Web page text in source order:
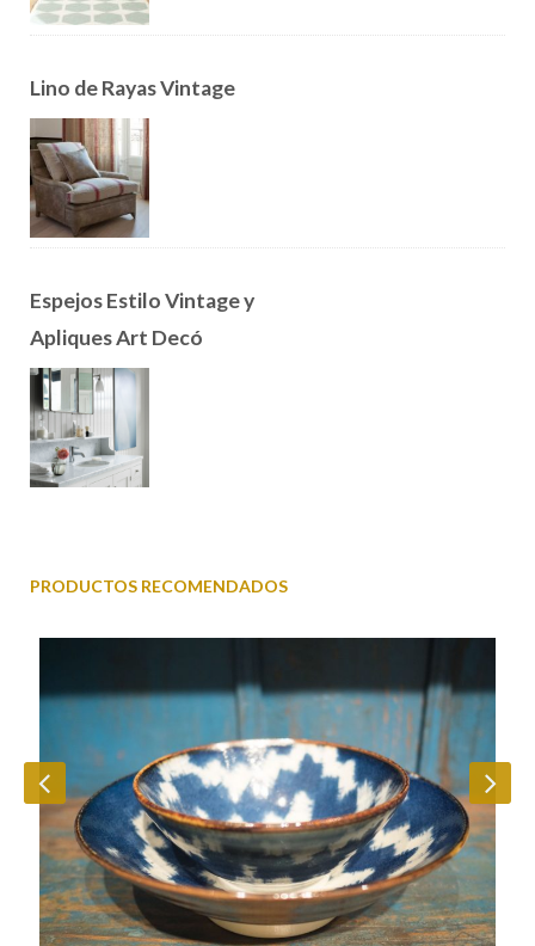
Lino de Rayas Vintage
Espejos Estilo Vintage y
Apliques Art Decó
PRODUCTOS RECOMENDADOS